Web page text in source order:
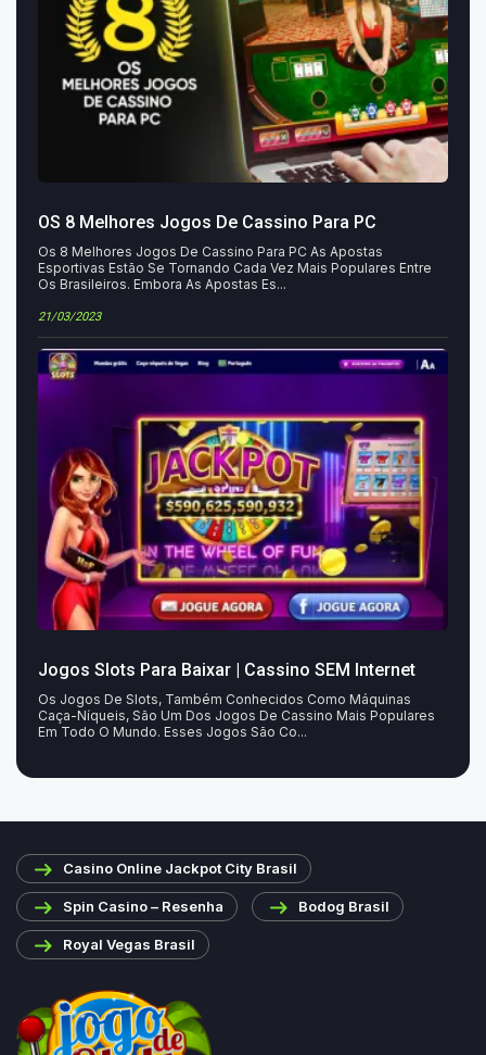
OS 8 Melhores Jogos De Cassino Para PC
Os 8 Melhores Jogos De Cassino Para PC As Apostas
Esportivas Estão Se Tornando Cada Vez Mais Populares Entre
Os Brasileiros. Embora As Apostas Es...
21/03/2023
Jogos Slots Para Baixar | Cassino SEM Internet
Os Jogos De Slots, Também Conhecidos Como Máquinas
Caça-Níqueis, São Um Dos Jogos De Cassino Mais Populares
Em Todo O Mundo. Esses Jogos São Co...
Casino Online Jackpot City Brasil
Spin Casino – Resenha Bodog Brasil
Royal Vegas Brasil